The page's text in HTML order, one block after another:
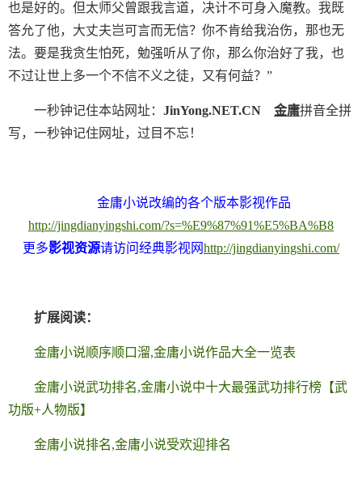
也是好的。但太师父曾跟我言道，决计不可身入魔教。我既
答允了他，大丈夫岂可言而无信？你不肯给我治伤，那也无
法。要是我贪生怕死，勉强听从了你，那么你治好了我，也
不过让世上多一个不信不义之徒，又有何益？”
一秒钟记住本站网址： JinYong.NET.CN 金庸拼音全拼
写，一秒钟记住网址，过目不忘！
金庸小说改编的各个版本影视作品
http://jingdianyingshi.com/?s=%E9%87%91%E5%BA%B8
更多影视资源请访问经典影视网http://jingdianyingshi.com/
扩展阅读：
金庸小说顺序顺口溜,金庸小说作品大全一览表
金庸小说武功排名,金庸小说中十大最强武功排行榜【武
功版+人物版】
金庸小说排名,金庸小说受欢迎排名